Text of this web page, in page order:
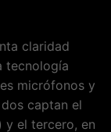
claridad
tecnología
micrófonos y
captan el
y el tercero, en